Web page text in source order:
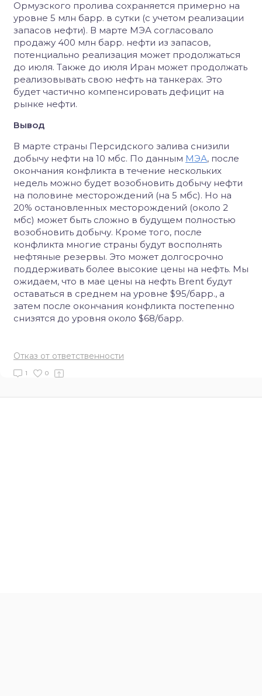
Ормузского пролива сохраняется примерно на
уровне 5 млн барр. в сутки (с учетом реализации
запасов нефти). В марте МЭА согласовало
продажу 400 млн барр. нефти из запасов,
потенциально реализация может продолжаться
до июля. Также до июля Иран может продолжать
реализовывать свою нефть на танкерах. Это
будет частично компенсировать дефицит на
рынке нефти.
Вывод
В марте страны Персидского залива снизили
добычу нефти на 10 мбс. По данным МЭА, после
окончания конфликта в течение нескольких
недель можно будет возобновить добычу нефти
на половине месторождений (на 5 мбс). Но на
20% остановленных месторождений (около 2
мбс) может быть сложно в будущем полностью
возобновить добычу. Кроме того, после
конфликта многие страны будут восполнять
нефтяные резервы. Это может долгосрочно
поддерживать более высокие цены на нефть. Мы
ожидаем, что в мае цены на нефть Brent будут
оставаться в среднем на уровне $95/барр., а
затем после окончания конфликта постепенно
снизятся до уровня около $68/барр.
Отказ от ответственности
1 0